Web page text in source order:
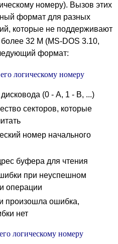
номеру). Вызов этих
формат для разных
которые не поддерживают
более 32 М (MS-DOS 3.10,
формат:
логическому номеру
(0 - A, 1 - B, ...)
секторов, которые
номер начального
буфера для чтения
при неуспешном
операции
произошла ошибка,
нет
логическому номеру